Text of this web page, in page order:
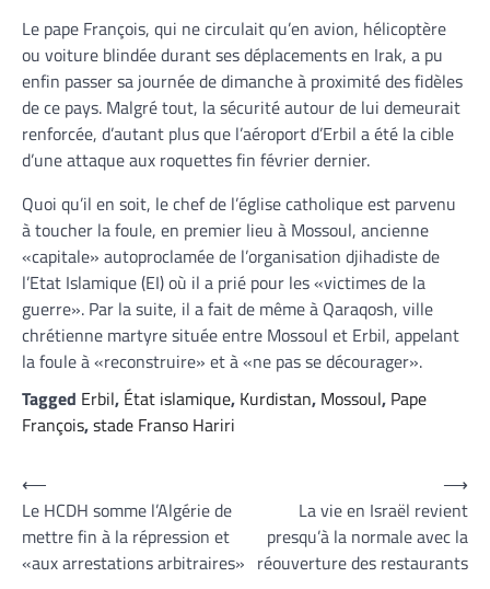
Le pape François, qui ne circulait qu’en avion, hélicoptère
ou voiture blindée durant ses déplacements en Irak, a pu
enfin passer sa journée de dimanche à proximité des fidèles
de ce pays. Malgré tout, la sécurité autour de lui demeurait
renforcée, d’autant plus que l’aéroport d’Erbil a été la cible
d’une attaque aux roquettes fin février dernier.
Quoi qu’il en soit, le chef de l’église catholique est parvenu
à toucher la foule, en premier lieu à Mossoul, ancienne
«capitale» autoproclamée de l’organisation djihadiste de
l’Etat Islamique (EI) où il a prié pour les «victimes de la
guerre». Par la suite, il a fait de même à Qaraqosh, ville
chrétienne martyre située entre Mossoul et Erbil, appelant
la foule à «reconstruire» et à «ne pas se décourager».
Tagged Erbil, État islamique, Kurdistan, Mossoul, Pape
François,stade Franso Hariri
Navigation
de
l’article
⟵
Le HCDH somme l’Algérie de
mettre fin à la répression et
«aux arrestations arbitraires»
La vie en Israël revient
presqu’à la normale avec la
réouverture des restaurants
⟶